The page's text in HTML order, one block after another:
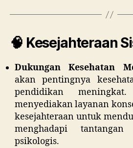
🧠 Kesejahteraan
Dukungan Kesehatan
akan pentingnya
pendidikan meningkat.
menyediakan layanan
kesejahteraan untuk
menghadapi
psikologis.